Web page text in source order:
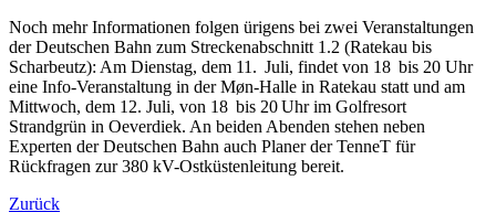
Noch mehr Informationen folgen ürigens bei zwei Veranstaltungen
der Deutschen Bahn zum Streckenabschnitt 1.2 (Ratekau bis
Scharbeutz): Am Dienstag, dem 11. Juli, findet von 18 bis 20 Uhr
eine Info-Veranstaltung in der Møn-Halle in Ratekau statt und am
Mittwoch, dem 12. Juli, von 18 bis 20 Uhr im Golfresort
Strandgrün in Oeverdiek. An beiden Abenden stehen neben
Experten der Deutschen Bahn auch Planer der TenneT für
Rückfragen zur 380 kV-Ostküstenleitung bereit.
Zurück